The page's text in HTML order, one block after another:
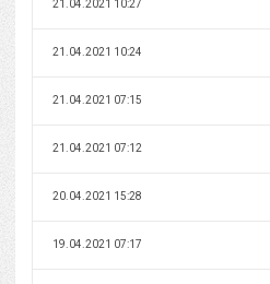
21.04.2021 10:27
21.04.2021 10:24
21.04.2021 07:15
21.04.2021 07:12
20.04.2021 15:28
19.04.2021 07:17